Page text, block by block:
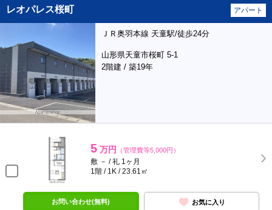
レオパレス桜町 アパート
ＪＲ奥羽本線 天童駅/徒歩24分
山形県天童市桜町 5-1
2階建 / 築19年
5 万円 （管理費等5,000円）
敷 － / 礼 1ヶ月
1階 / 1K / 23.61㎡
お問い合わせ(無料) お気に入り